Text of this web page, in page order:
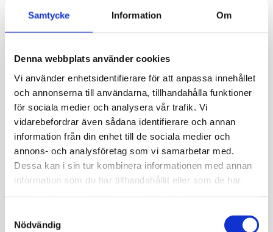
Samtycke Information Om
Denna webbplats använder cookies
Vi använder enhetsidentifierare för att anpassa innehållet
och annonserna till användarna, tillhandahålla funktioner
för sociala medier och analysera vår trafik. Vi
vidarebefordrar även sådana identifierare och annan
information från din enhet till de sociala medier och
annons- och analysföretag som vi samarbetar med.
Dessa kan i sin tur kombinera informationen med annan
information som du har tillhandahållit eller som de har
Nödvändig